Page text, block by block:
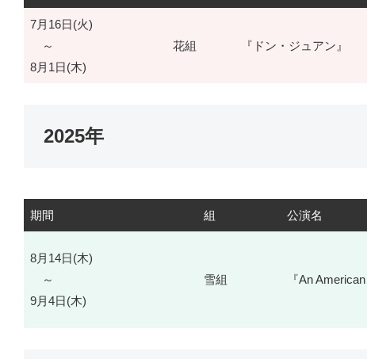
7月16日(火)
～
8月1日(木)
花組 『ドン・ジュアン』
2025年
期間 組 公演名
8月14日(木)
～
9月4日(木)
雪組 『An American